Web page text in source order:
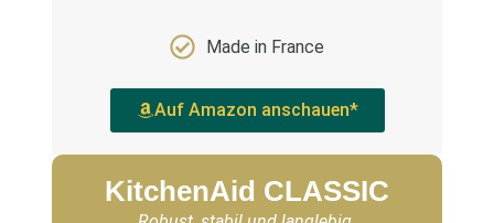
Made in France
Auf Amazon anschauen*
KitchenAid CLASSIC